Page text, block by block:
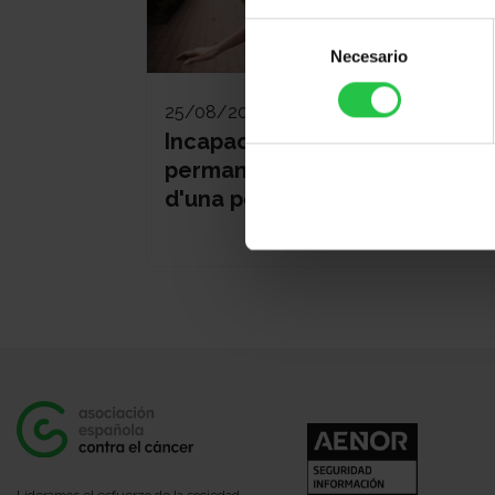
Selección
consentimiento
Necesario
25/08/2026
Incapacitat temporal i
permanent per treballar des
d'una perspectiva d'Oncologia